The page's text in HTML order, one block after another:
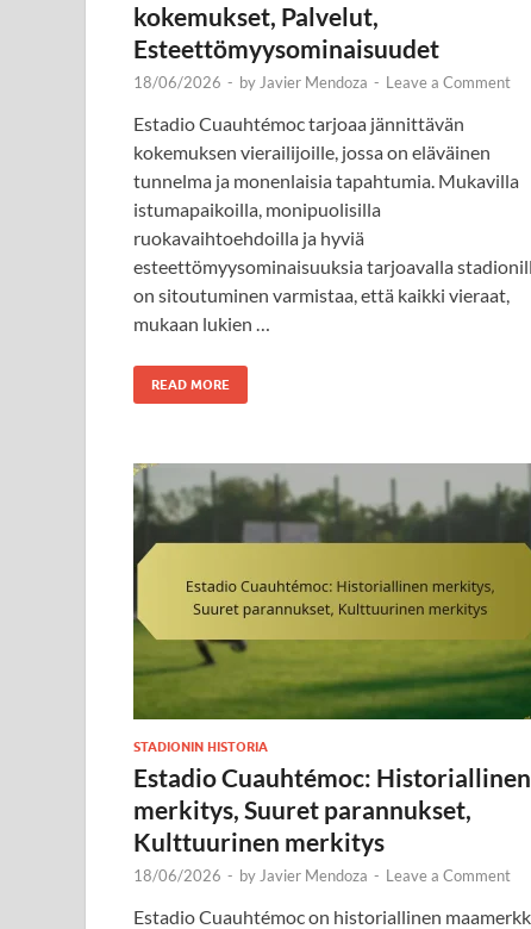
kokemukset, Palvelut,
Esteettömyysominaisuudet
18/06/2026 - by Javier Mendoza - Leave a Comment
Estadio Cuauhtémoc tarjoaa jännittävän
kokemuksen vierailijoille, jossa on eläväinen
tunnelma ja monenlaisia tapahtumia. Mukavilla
istumapaikoilla, monipuolisilla
ruokavaihtoehdoilla ja hyviä
esteettömyysominaisuuksia tarjoavalla
on sitoutuminen varmistaa, että kaikki vieraat,
mukaan lukien …
READ MORE
STADIONIN HISTORIA
Estadio Cuauhtémoc: Historiallinen
merkitys, Suuret parannukset,
Kulttuurinen merkitys
18/06/2026 - by Javier Mendoza - Leave a Comment
Estadio Cuauhtémoc on historiallinen